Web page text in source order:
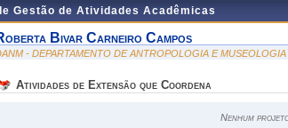
Gestão de Atividades Acadêmicas
Bivar Carneiro Campos
- DEPARTAMENTO DE ANTROPOLOGIA E
Atividades de Extensão que Coordena
Nenhum